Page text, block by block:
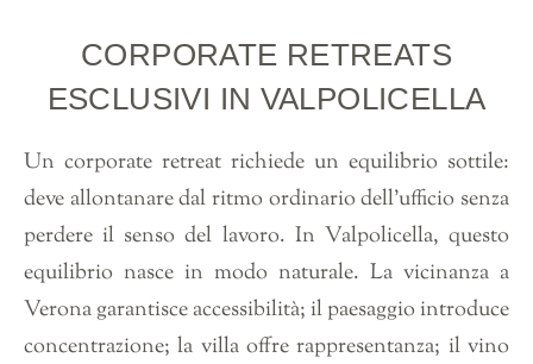
CORPORATE RETREATS
ESCLUSIVI IN VALPOLICELLA
Un corporate retreat richiede un equilibrio sottile:
deve allontanare dal ritmo ordinario dell’ufficio senza
perdere il senso del lavoro. In Valpolicella, questo
equilibrio nasce in modo naturale. La vicinanza a
Verona garantisce accessibilità; il paesaggio introduce
concentrazione; la villa offre rappresentanza; il vino